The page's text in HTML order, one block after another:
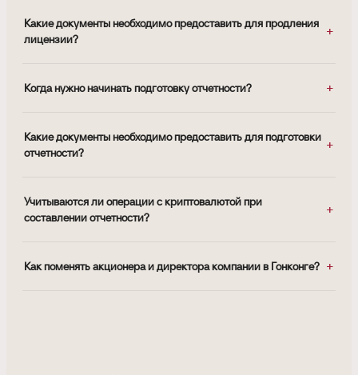
Какие документы необходимо предоставить для продления
лицензии?
Когда нужно начинать подготовку отчетности?
Какие документы необходимо предоставить для подготовки
отчетности?
Учитываются ли операции с криптовалютой при
составлении отчетности?
Как поменять акционера и директора компании в Гонконге?